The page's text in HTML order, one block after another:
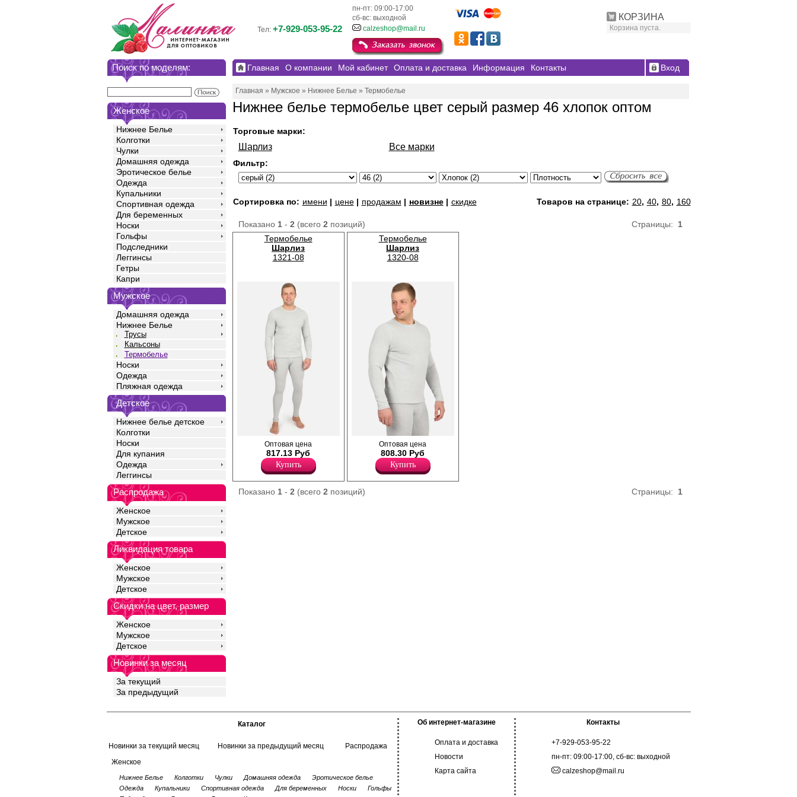
КОРЗИНА
Корзина пуста.
пн-пт: 09:00-17:00
сб-вс: выходной
Тел: +7-929-053-95-22 calzeshop@mail.ru
Поиск по моделям:
Женское
Нижнее Белье
Колготки
Чулки
Домашняя одежда
Эротическое белье
Одежда
Купальники
Спортивная одежда
Для беременных
Носки
Гольфы
Подследники
Леггинсы
Гетры
Капри
Мужское
Домашняя одежда
Нижнее Белье
Трусы
Кальсоны
Термобелье
Носки
Одежда
Пляжная одежда
Детское
Нижнее белье детское
Колготки
Носки
Для купания
Одежда
Леггинсы
Распродажа
Женское
Мужское
Детское
Ликвидация товара
Женское
Мужское
Детское
Скидки на цвет, размер
Женское
Мужское
Детское
Новинки за месяц
За текущий
За предыдущий
Главная О компании Мой кабинет Оплата и доставка Информация Контакты Вход
Главная » Мужское » Нижнее Белье » Термобелье
Нижнее белье термобелье цвет серый размер 46 хлопок оптом
Торговые марки:
Шарлиз Все марки
Фильтр:
Сортировка по: имени | цене| продажам | новизне| скидке Товаров на странице: 20, 40, 80, 160
Страницы: 1
Показано 1- 2(всего 2позиций)
Термобелье
Шарлиз
1321-08
Термокальсоны мужские
Полиэстер 40%
Оптовая цена
817.13 Руб
Купить
Термобелье
Шарлиз
1320-08
Мужская термо футболка с длинными
рукавами, округлой горловиной. Швы
тонкие и мягкие, не доставляют
дискомфорта при носке.
Лайкра 5%
Полиэстер 40%
Оптовая цена
808.30 Руб
Купить
Страницы: 1
Показано 1- 2(всего 2позиций)
Каталог
Новинки за текущий месяц Новинки за предыдущий месяц
Распродажа
Женское
Нижнее Белье Колготки Чулки Домашняя одежда
Эротическое белье
Одежда
Купальники Спортивная одежда Для беременных Носки
Гольфы
Об интернет-магазине
Оплата и доставка
Новости
Карта сайта
Контакты
+7-929-053-95-22
пн-пт: 09:00-17:00, сб-вс: выходной
calzeshop@mail.ru